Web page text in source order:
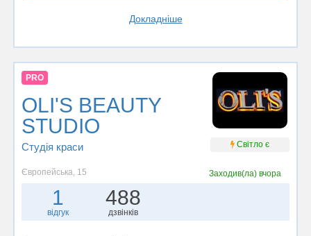
Докладніше
PRO
OLI'S BEAUTY
STUDIO
Студія краси Світло є
Європейська, 15 Заходив(ла) вчора
1
відгук
488
дзвінків